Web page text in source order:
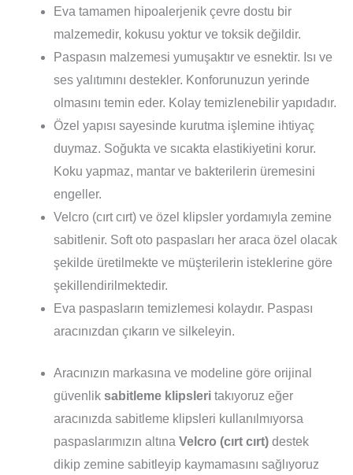
Eva tamamen hipoalerjenik çevre dostu bir
malzemedir, kokusu yoktur ve toksik değildir.
Paspasın malzemesi yumuşaktır ve esnektir. Isı ve
ses yalıtımını destekler. Konforunuzun yerinde
olmasını temin eder. Kolay temizlenebilir yapıdadır.
Özel yapısı sayesinde kurutma işlemine ihtiyaç
duymaz. Soğukta ve sıcakta elastikiyetini korur.
Koku yapmaz, mantar ve bakterilerin üremesini
engeller.
Velcro (cırt cırt) ve özel klipsler yordamıyla zemine
sabitlenir. Soft oto paspasları her araca özel olacak
şekilde üretilmekte ve müşterilerin isteklerine göre
şekillendirilmektedir.
Eva paspasların temizlemesi kolaydır. Paspası
aracınızdan çıkarın ve silkeleyin.
Aracınızın markasına ve modeline göre orijinal
güvenlik sabitleme klipsleri takıyoruz eğer
aracınızda sabitleme klipsleri kullanılmıyorsa
paspaslarımızın altına Velcro (cırt cırt) destek
dikip zemine sabitleyip kaymamasını sağlıyoruz